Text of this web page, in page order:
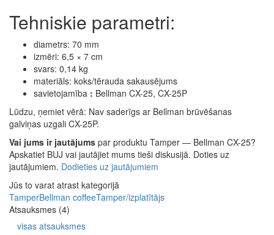
Tehniskie parametri:
diametrs: 70 mm
izmēri: 6,5 × 7 cm
svars: 0,14 kg
materiāls: koks/tērauda sakausējums
savietojamība : Bellman CX-25, CX-25P
Lūdzu, ņemiet vērā: Nav saderīgs ar Bellman brūvēšanas
galviņas uzgali CX-25P.
Vai jums ir jautājums par produktu Tamper — Bellman CX-25?
Apskatiet BUJ vai jautājiet mums tieši diskusijā. Doties uz
jautājumiem. Dodieties uz jautājumiem
Jūs to varat atrast kategorijā
TamperBellman coffeeTamper/izplatītājs
Atsauksmes (4)
visas atsauksmes